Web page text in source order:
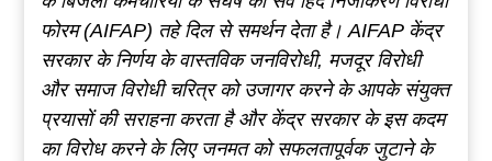
फोरम (AIFAP) तहे दिल से समर्थन देता है। AIFAP केंद्र
सरकार के निर्णय के वास्तविक जनविरोधी, मजदूर विरोधी
और समाज विरोधी चरित्र को उजागर करने के आपके संयुक्त
प्रयासों की सराहना करता है और केंद्र सरकार के इस कदम
का विरोध करने के लिए जनमत को सफलतापूर्वक जुटाने के